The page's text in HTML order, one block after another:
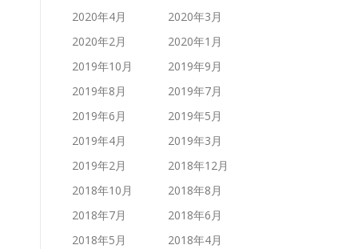
2020年4月
2020年3月
2020年2月
2020年1月
2019年10月
2019年9月
2019年8月
2019年7月
2019年6月
2019年5月
2019年4月
2019年3月
2019年2月
2018年12月
2018年10月
2018年8月
2018年7月
2018年6月
2018年5月
2018年4月